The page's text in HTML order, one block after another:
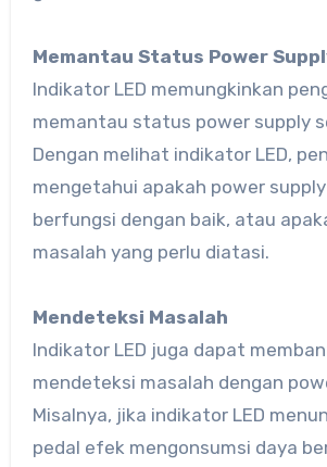
Memantau Status Power
Indikator LED memungkinkan
memantau status power supply
Dengan melihat indikator LED,
mengetahui apakah power
berfungsi dengan baik, atau
masalah yang perlu diatasi.
Mendeteksi Masalah
Indikator LED juga dapat
mendeteksi masalah dengan
Misalnya, jika indikator LED
pedal efek mengonsumsi daya